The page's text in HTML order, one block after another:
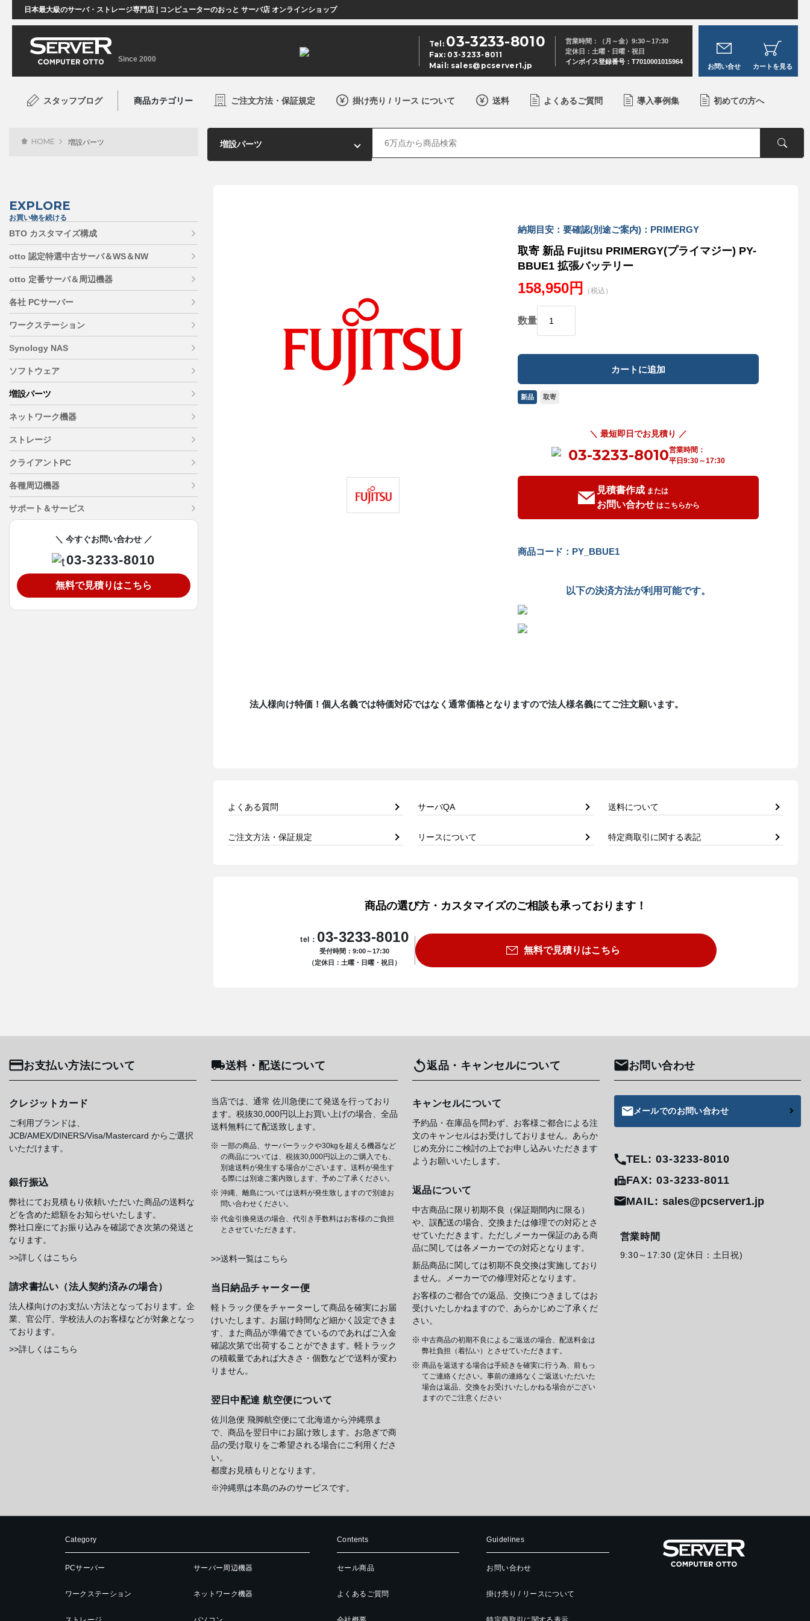
日本最大級のサーバ・ストレージ専門店 | コンピューターのおっと サーバ店 オンラインショップ
Since 2000
Tel: 03-3233-8010
Fax: 03-3233-8011
Mail: sales@pcserver1.jp
営業時間：（月～金）9:30～17:30
定休日：土曜・日曜・祝日
インボイス登録番号：T7010001015964
お問い合せ カートを見る
スタッフブログ 商品カテゴリー ご注文方法・保証規定 掛け売り / リース について 送料 よくあるご質問 導入事例集 初めての方へ
納期目安：要確認(別途ご案内)：PRIMERGY
取寄 新品 Fujitsu PRIMERGY(プライマジー) PY-
BBUE1 拡張バッテリー
158,950円 （税込）
数量
新品 取寄
＼ 最短即日でお見積り ／
03-3233-8010営業時間：
平日9:30～17:30
見積書作成 または
お問い合わせ はこちらから
商品コード：PY_BBUE1
以下の決済方法が利用可能です。
法人様向け特価！個人名義では特価対応ではなく通常価格となりますので法人様名義にてご注文願います。
よくある質問 サーバQA 送料について
ご注文方法・保証規定 リースについて 特定商取引に関する表記
商品の選び方・カスタマイズのご相談も承っております！
tel： 03-3233-8010
受付時間：9:00～17:30
（定休日：土曜・日曜・祝日）
無料で見積りはこちら
HOME 増設パーツ
EXPLORE
お買い物を続ける
BTO カスタマイズ構成
otto 認定特選中古サーバ＆WS＆NW
otto 定番サーバ＆周辺機器
各社 PCサーバー
ワークステーション
Synology NAS
ソフトウェア
増設パーツ
ネットワーク機器
ストレージ
クライアントPC
各種周辺機器
サポート＆サービス
＼ 今すぐお問い合わせ ／
03-3233-8010
無料で見積りはこちら
お支払い方法について
クレジットカード
ご利用ブランドは、
JCB/AMEX/DINERS/Visa/Mastercard からご選択
いただけます。
銀行振込
弊社にてお見積もり依頼いただいた商品の送料な
どを含めた総額をお知らせいたします。
弊社口座にてお振り込みを確認でき次第の発送と
なります。
>>詳しくはこちら
請求書払い（法人契約済みの場合）
法人様向けのお支払い方法となっております。企
業、官公庁、学校法人のお客様などが対象となっ
ております。
>>詳しくはこちら
送料・配送について
当店では、通常 佐川急便にて発送を行っており
ます。税抜30,000円以上お買い上げの場合、全品
送料無料にて配送致します。
一部の商品、サーバーラックや30kgを超える機器など
の商品については、税抜30,000円以上のご購入でも、
別途送料が発生する場合がございます。送料が発生す
る際には別途ご案内致します、予めご了承ください。
沖縄、離島については送料が発生致しますので別途お
問い合わせください。
代金引換発送の場合、代引き手数料はお客様のご負担
とさせていただきます。
>>送料一覧はこちら
当日納品チャーター便
軽トラック便をチャーターして商品を確実にお届
けいたします。お届け時間など細かく設定できま
す、また商品が準備できているのであればご入金
確認次第で出荷することができます。軽トラック
の積載量であれば大きさ・個数などで送料が変わ
りません。
翌日中配達 航空便について
佐川急便 飛脚航空便にて北海道から沖縄県ま
で、商品を翌日中にお届け致します。お急ぎで商
品の受け取りをご希望される場合にご利用くださ
い。
都度お見積もりとなります。
※沖縄県は本島のみのサービスです。
返品・キャンセルについて
キャンセルについて
予約品・在庫品を問わず、お客様ご都合による注
文のキャンセルはお受けしておりません。あらか
じめ充分にご検討の上でお申し込みいただきます
ようお願いいたします。
返品について
中古商品に限り初期不良（保証期間内に限る）
や、誤配送の場合、交換または修理での対応とさ
せていただきます。ただしメーカー保証のある商
品に関しては各メーカーでの対応となります。
新品商品に関しては初期不良交換は実施しており
ません。メーカーでの修理対応となります。
お客様のご都合での返品、交換につきましてはお
受けいたしかねますので、あらかじめご了承くだ
さい。
中古商品の初期不良によるご返送の場合、配送料金は
弊社負担（着払い）とさせていただきます。
商品を返送する場合は手続きを確実に行う為、前もっ
てご連絡ください。事前の連絡なくご返送いただいた
場合は返品、交換をお受けいたしかねる場合がござい
ますのでご注意ください
お問い合わせ
メールでのお問い合わせ
TEL: 03-3233-8010
FAX: 03-3233-8011
MAIL: sales@pcserver1.jp
営業時間
9:30～17:30 (定休日：土日祝)
Category
PCサーバー
ワークステーション
サーバー周辺機器
ネットワーク機器
Contents
セール商品
よくあるご質問
Guidelines
お問い合わせ
掛け売り / リースについて